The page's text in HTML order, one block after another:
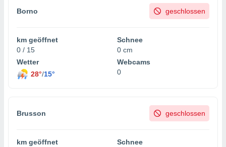
Borno geschlossen
km geöffnet
0 / 15
Schnee
0 cm
Wetter
28°/15°
Webcams
0
Brusson geschlossen
km geöffnet
Schnee